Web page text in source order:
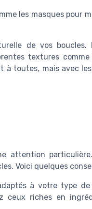
les masques pour
de vos boucles.
textures
à toutes, mais avec
attention
Voici quelques
à votre type
ceux riches en